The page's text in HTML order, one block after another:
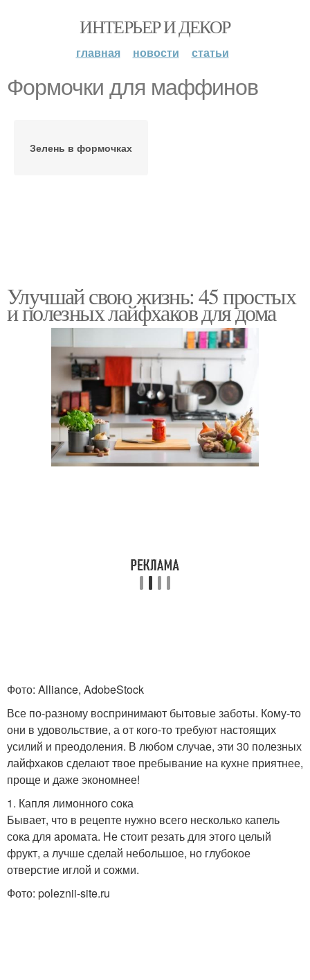
ИНТЕРЬЕР И ДЕКОР
главная новости статьи
Формочки для маффинов
Зелень в формочках
Улучшай свою жизнь: 45 простых
и полезных лайфхаков для дома
Фото: Alliance, AdobeStock
Все по-разному воспринимают бытовые заботы. Кому-то
они в удовольствие, а от кого-то требуют настоящих
усилий и преодоления. В любом случае, эти 30 полезных
лайфхаков сделают твое пребывание на кухне приятнее,
проще и даже экономнее!
1. Капля лимонного сока
Бывает, что в рецепте нужно всего несколько капель
сока для аромата. Не стоит резать для этого целый
фрукт, а лучше сделай небольшое, но глубокое
отверстие иглой и сожми.
Фото: poleznii-site.ru